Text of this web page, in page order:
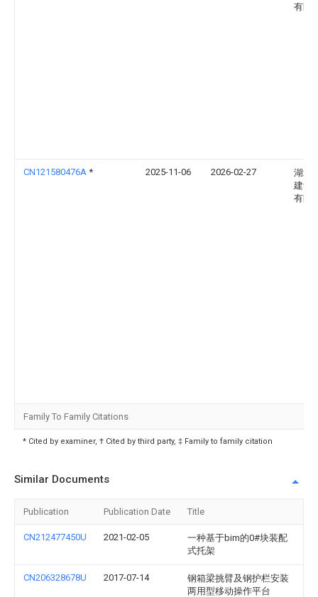
有限
CN121580476A * 2025-11-06 2026-02-27
湖北
建设
有限
Family To Family Citations
* Cited by examiner, † Cited by third party, ‡ Family to family citation
Similar Documents
Publication Publication Date Title
CN212477450U 2021-02-05
一种基于bim的0#块装配
式托架
CN206328678U 2017-07-14
钢箱梁挑臂及钢护栏安装
两用型移动操作平台